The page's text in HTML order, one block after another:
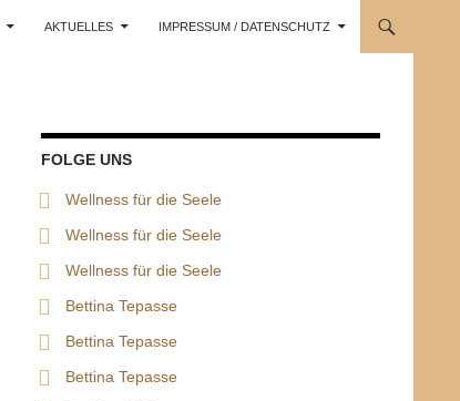
AKTUELLES IMPRESSUM / DATENSCHUTZ
FOLGE UNS
Wellness für die Seele
Wellness für die Seele
Wellness für die Seele
Bettina Tepasse
Bettina Tepasse
Bettina Tepasse